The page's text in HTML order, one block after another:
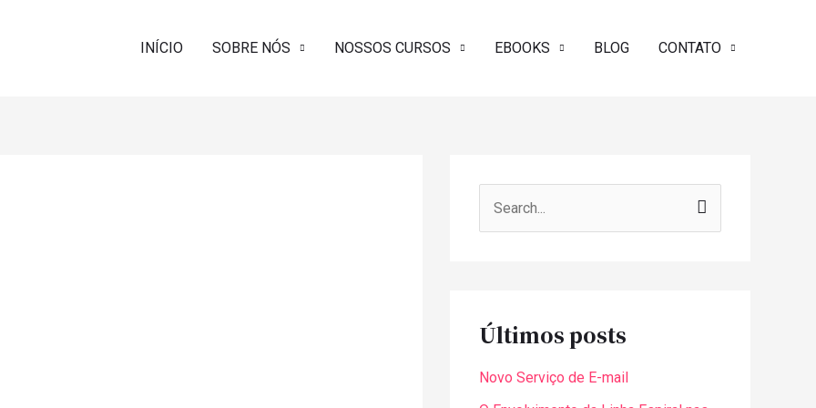
INÍCIO SOBRE NÓS NOSSOS CURSOS EBOOKS BLOG CONTATO
u
s
Últimos posts
Novo Serviço de E-mail